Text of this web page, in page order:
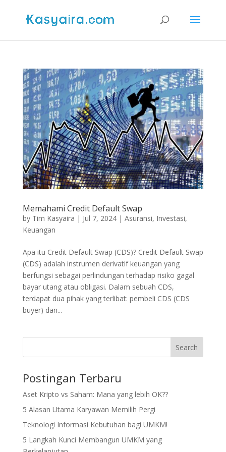
Memahami Credit Default Swap
by Tim Kasyaira | Jul 7, 2024| Asuransi, Investasi,
Keuangan
Apa itu Credit Default Swap (CDS)? Credit Default Swap
(CDS) adalah instrumen derivatif keuangan yang
berfungsi sebagai perlindungan terhadap risiko gagal
bayar utang atau obligasi. Dalam sebuah CDS,
terdapat dua pihak yang terlibat: pembeli CDS (CDS
buyer) dan...
Search
Postingan Terbaru
Aset Kripto vs Saham: Mana yang lebih OK??
5 Alasan Utama Karyawan Memilih Pergi
Teknologi Informasi Kebutuhan bagi UMKM!
5 Langkah Kunci Membangun UMKM yang